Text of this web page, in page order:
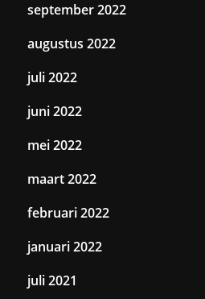
september 2022
augustus 2022
juli 2022
juni 2022
mei 2022
maart 2022
februari 2022
januari 2022
juli 2021